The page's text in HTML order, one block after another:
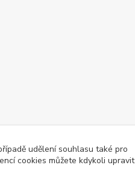
udělení souhlasu také pro
cookies můžete kdykoli upravit